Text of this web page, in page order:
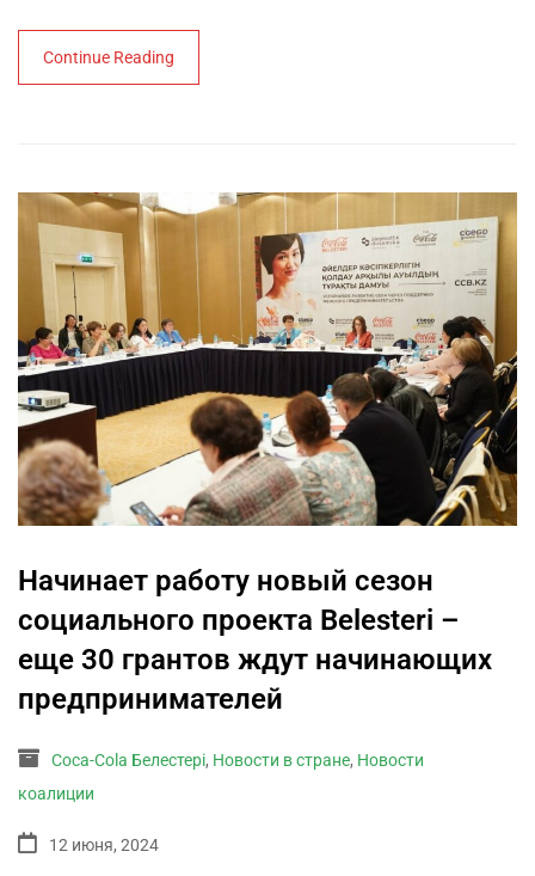
Continue Reading
Начинает работу новый сезон
социального проекта Belesteri –
еще 30 грантов ждут начинающих
предпринимателей
Coca-Cola Белестері, Новости в стране, Новости
коалиции
12 июня, 2024